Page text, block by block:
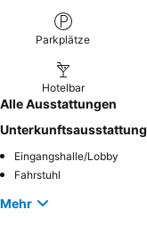
Parkplätze
Hotelbar
Alle Ausstattungen
Unterkunftsausstattung
Eingangshalle/Lobby
Fahrstuhl
Mehr